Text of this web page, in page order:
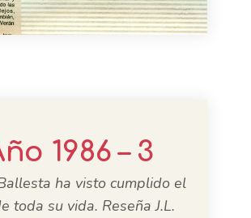
1986 – 3
ha visto cumplido el
toda su vida. Reseña J.L.